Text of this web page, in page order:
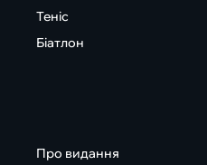
Теніс
Біатлон
Про видання